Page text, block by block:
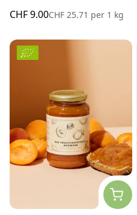
CHF 9.00CHF 25.71 per 1 kg